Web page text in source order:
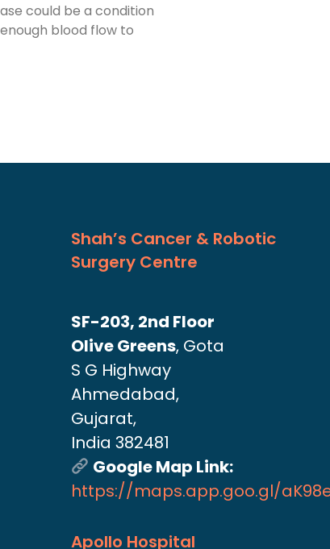
could be a condition
blood flow to
Shah’s Cancer & Robotic
Surgery Centre
SF-203, 2nd Floor
Olive Greens, Gota
S G Highway
Ahmedabad,
Gujarat,
India 382481
Google Map Link:
https://maps.app.goo.gl/
Apollo Hospital